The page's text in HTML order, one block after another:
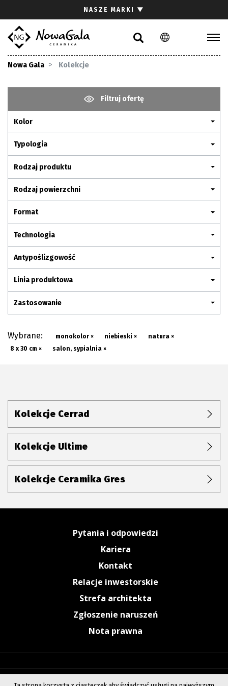
PL EN
NASZE MARKI ▼
Nowa Gala Kolekcje
Filtruj ofertę
Kolor
Typologia
Rodzaj produktu
Rodzaj powierzchni
Format
Technologia
Antypoślizgowość
Linia produktowa
Zastosowanie
Wybrane: monokolor × niebieski ×
natura ×
8 x 30 cm ×
salon, sypialnia ×
Kolekcje Cerrad
Kolekcje Ultime
Kolekcje Ceramika Gres
Pytania i odpowiedzi
Kariera
Kontakt
Relacje inwestorskie
Strefa architekta
Zgłoszenie naruszeń
Nota prawna
Gdzie kupić
Pliki do pobrania
Pytania i odpowiedzi
Kariera
Kontakt
Komunikacja z akcjonariuszami